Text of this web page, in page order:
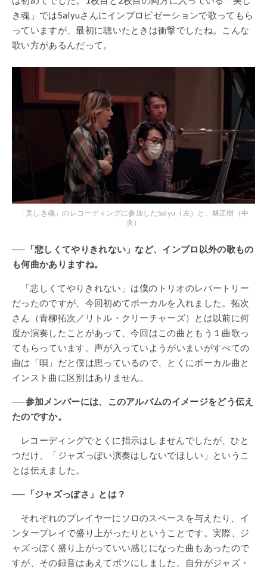
き魂」ではSalyuさんにインプロビゼーションで歌ってもら
っていますが、最初に聴いたときは衝撃でしたね。こんな
歌い方があるんだって。
「美しき魂」のレコーディングに参加したSalyu（左）と、林正樹（中
央）
──「悲しくてやりきれない」など、インプロ以外の歌もの
も何曲かありますね。
「悲しくてやりきれない」は僕のトリオのレパートリー
だったのですが、今回初めてボーカルを入れました。拓次
さん（青柳拓次／リトル・クリーチャーズ）とは以前に何
度か演奏したことがあって、今回はこの曲ともう１曲歌っ
てもらっています。声が入っていようがいまいがすべての
曲は「唄」だと僕は思っているので、とくにボーカル曲と
インスト曲に区別はありません。
──参加メンバーには、このアルバムのイメージをどう伝え
たのですか。
レコーディングでとくに指示はしませんでしたが、ひと
つだけ、「ジャズっぽい演奏はしないでほしい」というこ
とは伝えました。
──「ジャズっぽさ」とは？
それぞれのプレイヤーにソロのスペースを与えたり、イ
ンタープレイで盛り上がったりということです。実際、ジ
ャズっぽく盛り上がっていい感じになった曲もあったので
すが、その録音はあえてボツにしました。自分がジャズ・